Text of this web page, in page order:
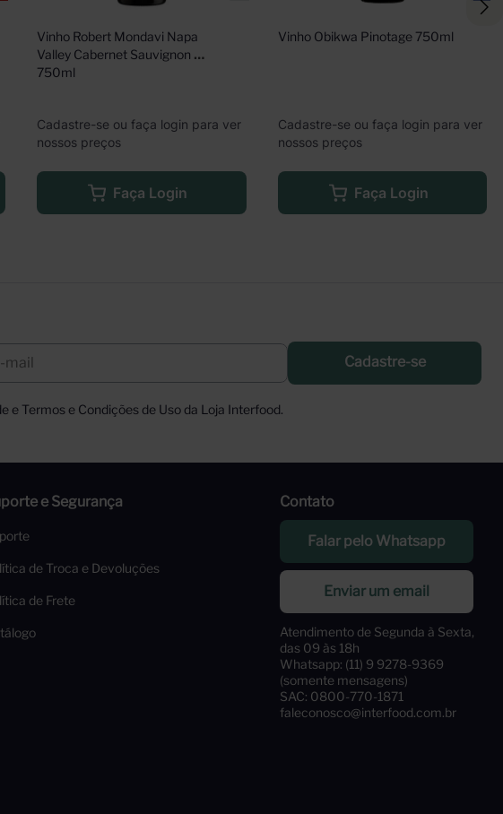
Vinho Robert Mondavi Napa
Valley Cabernet Sauvignon
750ml
Cadastre-se ou faça login para ver
nossos preços
Faça Login
Vinho Obikwa Pinotage 750ml
Cadastre-se ou faça login para ver
nossos preços
Faça Login
Cadastre-se
Termos e Condições de Uso da Loja Interfood.
e Segurança
de Troca e Devoluções
de Frete
Contato
Falar pelo Whatsapp
Enviar um email
Atendimento de Segunda à Sexta,
das 09 às 18h
Whatsapp: (11) 9 9278-9369
(somente mensagens)
SAC: 0800-770-1871
faleconosco@interfood.com.br